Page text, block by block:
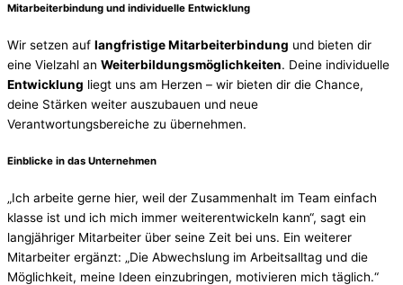
Mitarbeiterbindung und individuelle Entwicklung
Wir setzen auf langfristige Mitarbeiterbindung und bieten dir
eine Vielzahl an Weiterbildungsmöglichkeiten. Deine individuelle
Entwicklung liegt uns am Herzen – wir bieten dir die Chance,
deine Stärken weiter auszubauen und neue
Verantwortungsbereiche zu übernehmen.
Einblicke in das Unternehmen
„Ich arbeite gerne hier, weil der Zusammenhalt im Team einfach
klasse ist und ich mich immer weiterentwickeln kann“, sagt ein
langjähriger Mitarbeiter über seine Zeit bei uns. Ein weiterer
Mitarbeiter ergänzt: „Die Abwechslung im Arbeitsalltag und die
Möglichkeit, meine Ideen einzubringen, motivieren mich täglich.“